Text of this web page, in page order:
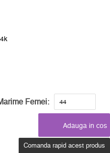
Femei:
Comanda rapid acest produs